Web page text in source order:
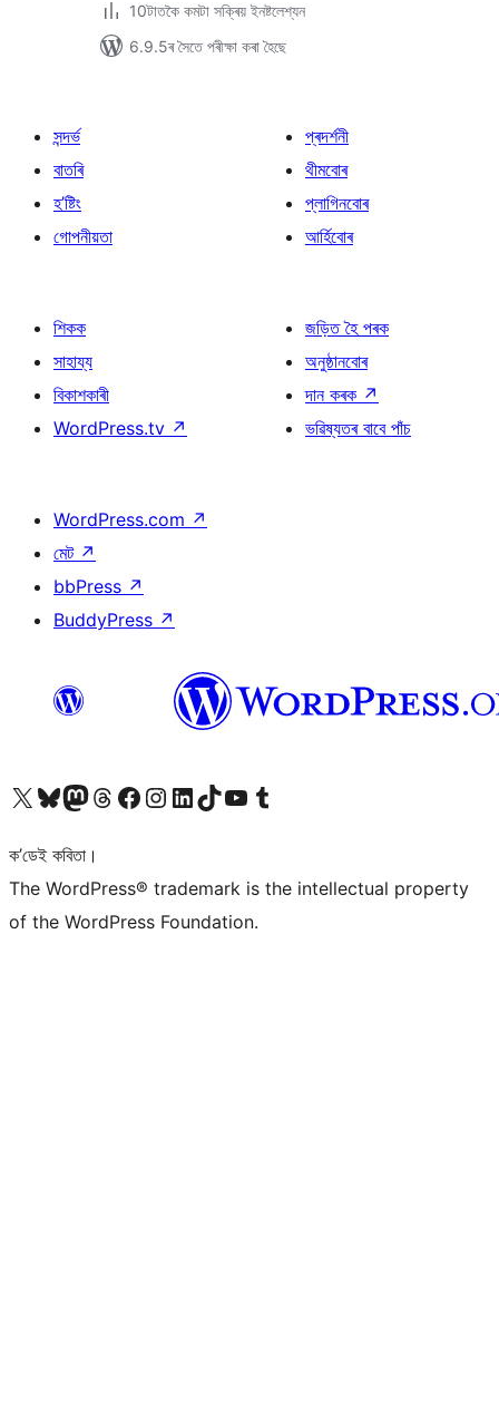
10টাতকৈ কমটা সক্ৰিয় ইনষ্টলেশ্যন
6.9.5ৰ সৈতে পৰীক্ষা কৰা হৈছে
সন্দৰ্ভ
বাতৰি
হ’ষ্টিং
গোপনীয়তা
প্ৰদৰ্শনী
থীমবোৰ
প্লাগিনবোৰ
আৰ্হিবোৰ
শিকক
সাহায্য
বিকাশকাৰী
WordPress.tv ↗
জড়িত হৈ পৰক
অনুষ্ঠানবোৰ
দান কৰক ↗
ভৱিষ্যতৰ বাবে পাঁচ
WordPress.com ↗
মেট ↗
bbPress ↗
BuddyPress ↗
আমাৰ X (আগৰ Twitter) একাউণ্টলৈ যাওকআমাৰ Bluesky একাউণ্টলৈ যাওকআমাৰ Mastodon একাউণ্টলৈ যাওকআমাৰ Threads একাউণ্টলৈ যাওকআমাৰ Facebook পৃষ্ঠালৈ যাওকআমাৰ Instagram একাউণ্টলৈ যাওকআমাৰ LinkedIn একাউণ্টলৈ যাওকআমাৰ TikTok একাউণ্টলৈ যাওকআমাৰ YouTube চেনেললৈ যাওকআমাৰ Tumblr একাউণ্টলৈ যাওক
ক’ডেই কবিতা।
The WordPress® trademark is the intellectual property
of the WordPress Foundation.